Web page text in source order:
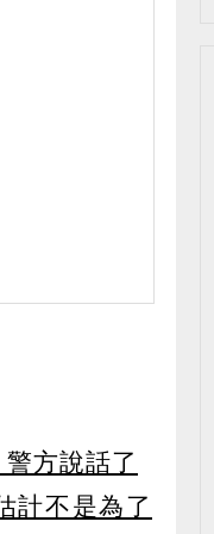
方說話了
計不是為了